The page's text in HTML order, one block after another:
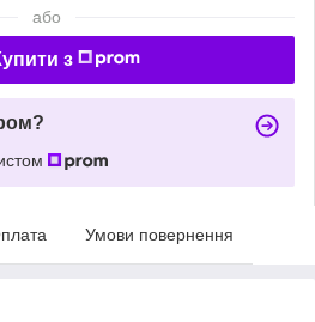
або
з
Умови повернення